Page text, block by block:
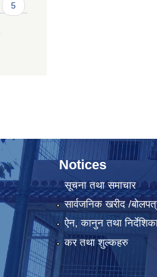
5
Notices
सूचना तथा समाचार
सार्वजनिक खरीद /
ऐन, कानुन तथा
कर तथा शुल्कहरु